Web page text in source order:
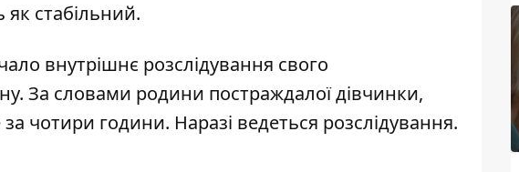
як стабільний.
внутрішнє розслідування свого
За словами родини постраждалої дівчинки,
чотири години. Наразі ведеться розслідування.